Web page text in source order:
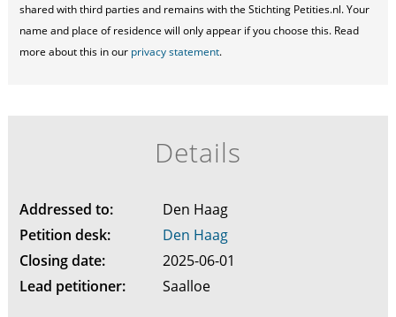
shared with third parties and remains with the Stichting Petities.nl. Your
name and place of residence will only appear if you choose this. Read
more about this in our privacy statement.
Details
Addressed to:
Den Haag
Petition desk:
Den Haag
Closing date:
2025-06-01
Lead petitioner:
Saalloe